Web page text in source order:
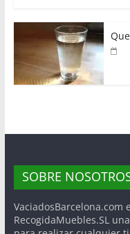
SOBRE
VaciadosBarcelona.com
RecogidaMuebles.SL